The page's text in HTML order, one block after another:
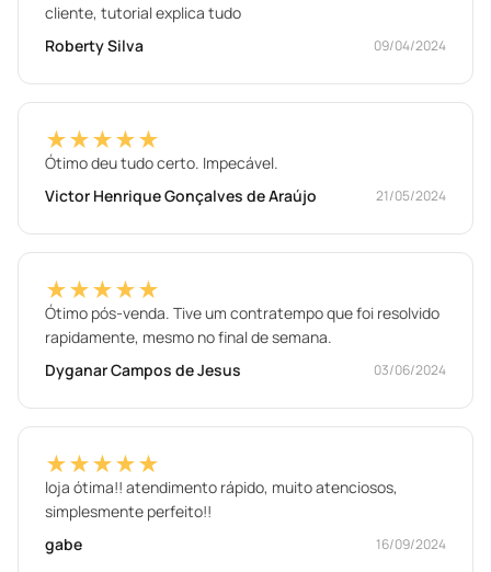
cliente, tutorial explica tudo
Roberty Silva
09/04/2024
★★★★★
Ótimo deu tudo certo. Impecável.
Victor Henrique Gonçalves de Araújo
21/05/2024
★★★★★
Ótimo pós-venda. Tive um contratempo que foi resolvido
rapidamente, mesmo no final de semana.
Dyganar Campos de Jesus
03/06/2024
★★★★★
loja ótima!! atendimento rápido, muito atenciosos,
simplesmente perfeito!!
gabe
16/09/2024